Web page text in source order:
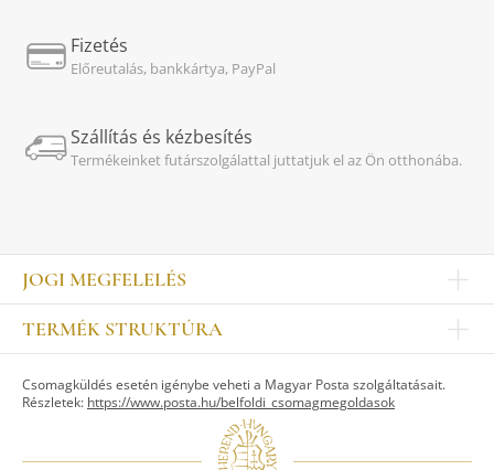
Fizetés
Előreutalás, bankkártya, PayPal
Szállítás és kézbesítés
Termékeinket futárszolgálattal juttatjuk el az Ön otthonába.
JOGI MEGFELELÉS
Impresszum
Kapcsolat
Jogi nyilatkozat
TERMÉK STRUKTÚRA
ASZTALKULTÚRA
Csomagküldés esetén igénybe veheti a Magyar Posta szolgáltatásait.
Részletek: https://www.posta.hu/belfoldi_csomagmegoldasok